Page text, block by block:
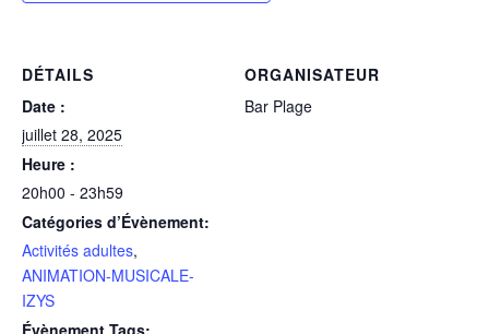
DÉTAILS
Date :
juillet 28, 2025
Heure :
20h00 - 23h59
Catégories d’Évènement:
Activités adultes,
ANIMATION-MUSICALE-
IZYS
ORGANISATEUR
Bar Plage